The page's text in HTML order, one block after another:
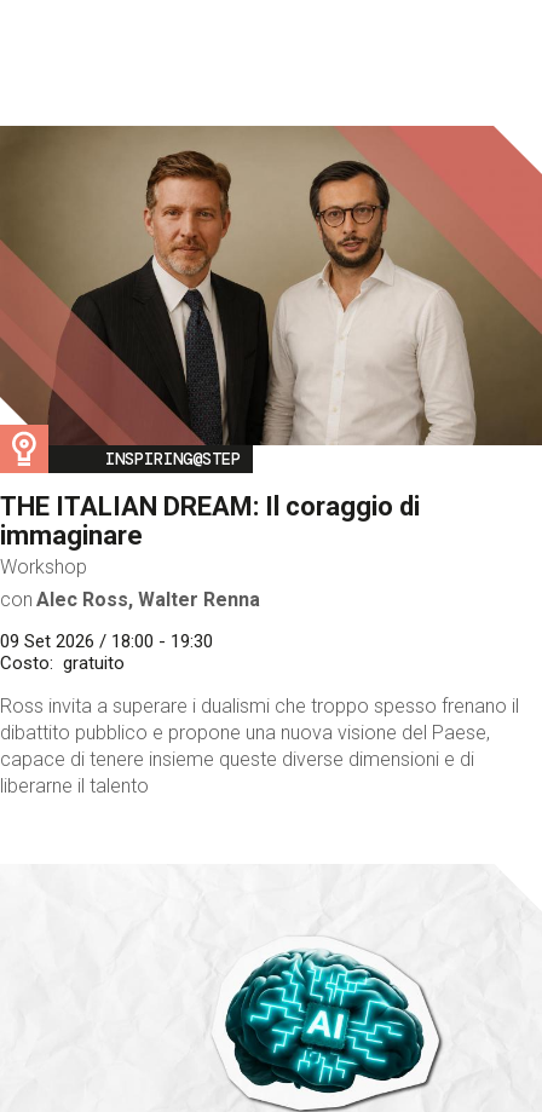
Image
INSPIRING@STEP
THE ITALIAN DREAM: Il coraggio di
immaginare
Workshop
con Alec Ross, Walter Renna
09 Set 2026 / 18:00 - 19:30
Costo
gratuito
Ross invita a superare i dualismi che troppo spesso frenano il
dibattito pubblico e propone una nuova visione del Paese,
capace di tenere insieme queste diverse dimensioni e di
liberarne il talento